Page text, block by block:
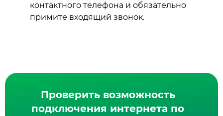
контактного телефона и обязательно
примите входящий звонок.
Проверить возможность
подключения интернета по